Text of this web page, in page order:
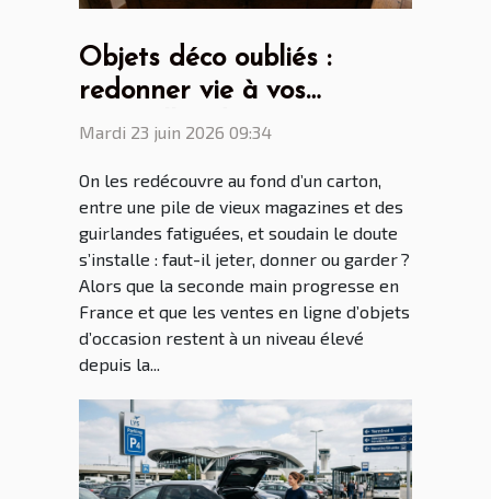
Objets déco oubliés :
redonner vie à vos
trouvailles du grenier
Mardi 23 juin 2026 09:34
On les redécouvre au fond d’un carton,
entre une pile de vieux magazines et des
guirlandes fatiguées, et soudain le doute
s’installe : faut-il jeter, donner ou garder ?
Alors que la seconde main progresse en
France et que les ventes en ligne d’objets
d’occasion restent à un niveau élevé
depuis la...